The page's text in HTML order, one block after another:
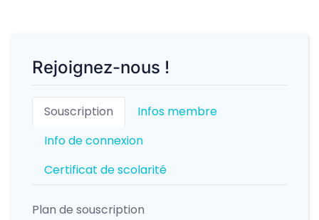
Rejoignez-nous !
Souscription
Infos membre
Info de connexion
Certificat de scolarité
Plan de souscription